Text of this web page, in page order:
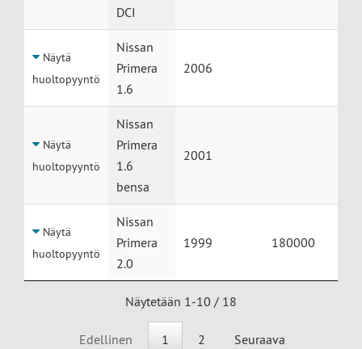
DCI
Näytä
huoltopyyntö
Nissan
Primera
1.6
2006
Näytä
huoltopyyntö
Nissan
Primera
1.6
bensa
2001
Näytä
huoltopyyntö
Nissan
Primera
2.0
1999 180000
Näytetään 1-10 / 18
Edellinen 1 2 Seuraava